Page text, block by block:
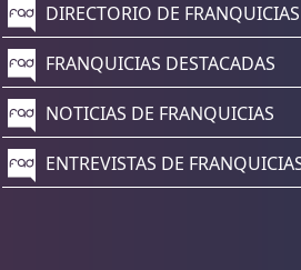
DIRECTORIO DE FRANQUICIAS
FRANQUICIAS DESTACADAS
NOTICIAS DE FRANQUICIAS
ENTREVISTAS DE